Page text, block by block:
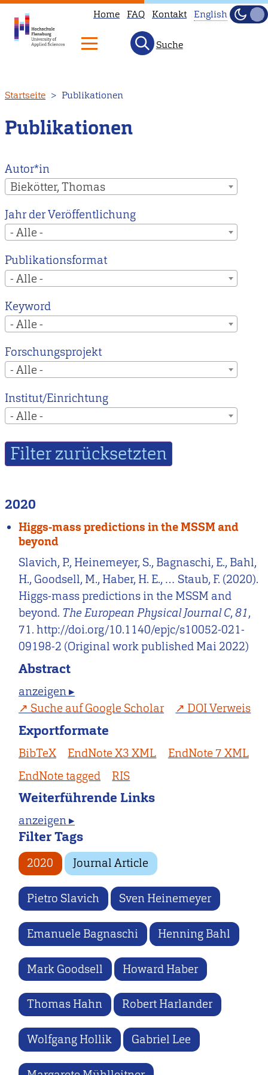
zum
Inhalt
Home FAQ Kontakt
to
our
main
instead.
English
Hell
Suche
Startseite Publikationen
Publikationen
Autor*in
Biekötter, Thomas
Jahr der Veröffentlichung
- Alle -
Publikationsformat
- Alle -
Keyword
- Alle -
Forschungsprojekt
- Alle -
Institut/Einrichtung
- Alle -
2020
Higgs-mass predictions in the MSSM and
beyond
Slavich, P., Heinemeyer, S., Bagnaschi, E., Bahl,
H., Goodsell, M., Haber, H. E., … Staub, F. (2020).
Higgs-mass predictions in the MSSM and
beyond. The European Physical Journal C,81,
71. http://doi.org/10.1140/epjc/s10052-021-
09198-2 (Original work published Mai 2022)
Abstract
anzeigen ▸
Suche auf Google Scholar
DOI Verweis
Exportformate
BibTeX EndNote X3 XML
EndNote 7 XML
EndNote tagged
RIS
Weiterführende Links
anzeigen ▸
Filter Tags
2020 Journal Article
Pietro Slavich Sven Heinemeyer
Emanuele Bagnaschi Henning Bahl
Mark Goodsell Howard Haber
Thomas Hahn Robert Harlander
Wolfgang Hollik Gabriel Lee